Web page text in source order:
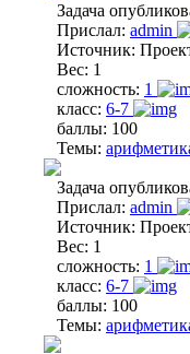
Задача
Прислал: admin
Источник:
Вес: 1
сложность: 1
класс: 6-7
баллы: 100
Темы:
Задача
Прислал: admin
Источник:
Вес: 1
сложность: 1
класс: 6-7
баллы: 100
Темы: